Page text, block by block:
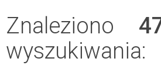
Znaleziono
wyszukiwania: